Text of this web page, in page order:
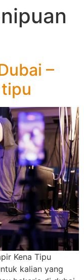
–
Kena Tipu
kalian yang